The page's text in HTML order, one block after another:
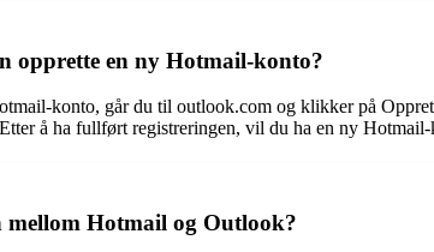
opprette en ny Hotmail-konto?
konto, går du til outlook.com og klikker på
å ha fullført registreringen, vil du ha en ny Hotmail-
mellom Hotmail og Outlook?